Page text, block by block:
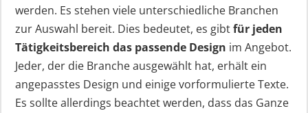
werden. Es stehen viele unterschiedliche Branchen
zur Auswahl bereit. Dies bedeutet, es gibtfür jeden
Tätigkeitsbereich das passende Design im Angebot.
Jeder, der die Branche ausgewählt hat, erhält ein
angepasstes Design und einige vorformulierte Texte.
Es sollte allerdings beachtet werden, dass das Ganze